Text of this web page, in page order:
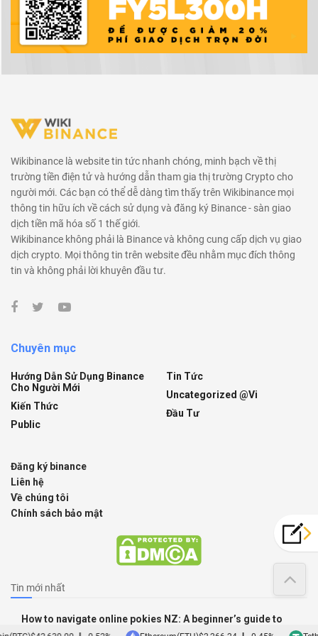
Wikibinance là website tin tức nhanh chóng, minh bạch về thị
trường tiền điện tử và hướng dẫn tham gia thị trường Crypto cho
người mới. Các bạn có thể dễ dàng tìm thấy trên Wikibinance mọi
thông tin hữu ích về cách sử dụng và đăng ký Binance - sàn giao
dịch tiền mã hóa số 1 thế giới.
Wikibinance không phải là Binance và không cung cấp dịch vụ giao
dịch crypto. Mọi thông tin trên website đều nhằm mục đích thông
tin và không phải lời khuyên đầu tư.
Chuyên mục
Hướng Dẫn Sử Dụng Binance
Cho Người Mới
Kiến Thức
Public
Tin Tức
Uncategorized @vi
Đầu Tư
Đăng ký binance
Liên hệ
Về chúng tôi
Chính sách bảo mật
Tin mới nhất
How to navigate online pokies NZ: A beginner’s guide to
exciting gameplay